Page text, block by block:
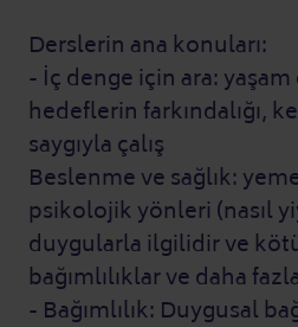
Derslerin ana konuları:
- İç denge için ara:
hedeflerin farkındalığı,
saygıyla çalış
Beslenme ve sağlık:
psikolojik yönleri (nasıl
duygularla ilgilidir ve
bağımlılıklar ve daha
- Bağımlılık: Duygusal